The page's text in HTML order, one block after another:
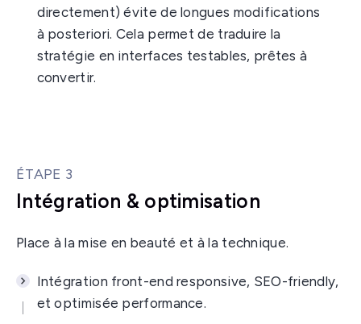
directement) évite de longues modifications
à posteriori. Cela permet de traduire la
stratégie en interfaces testables, prêtes à
convertir.
ÉTAPE 3
Intégration & optimisation
Place à la mise en beauté et à la technique.
Intégration front-end responsive, SEO-friendly,
et optimisée performance.